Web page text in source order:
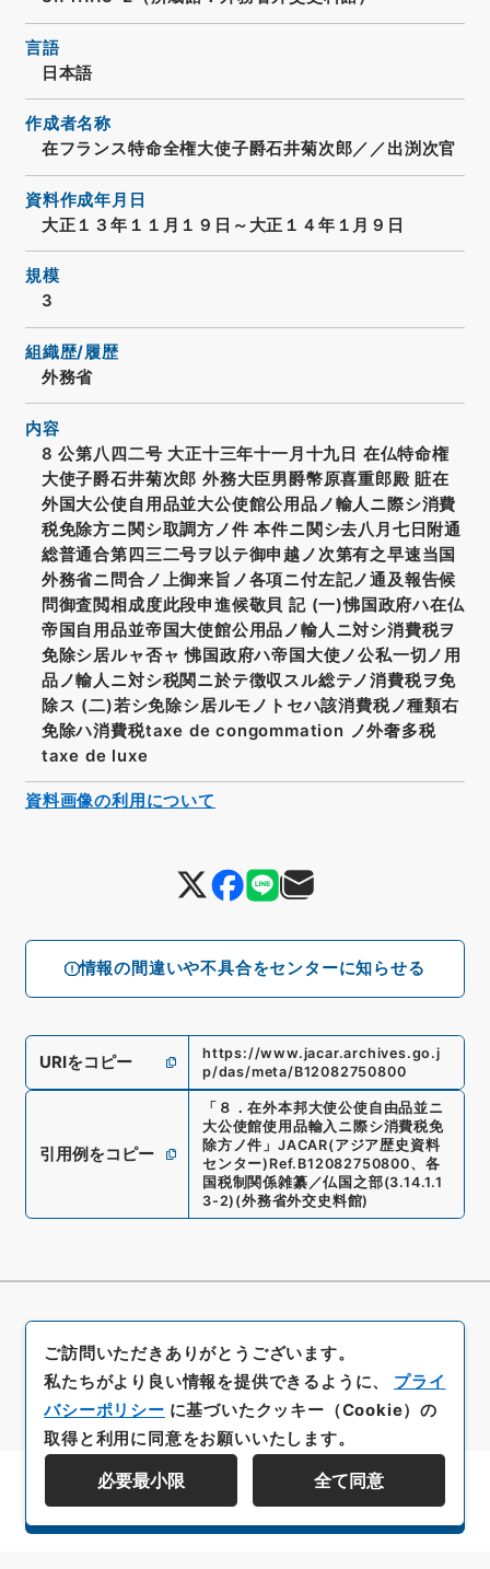
情報の間違いや不具合をセンターに知らせる
言語
日本語
作成者名称
在フランス特命全権大使子爵石井菊次郎／／出渕次官
資料作成年月日
大正１３年１１月１９日～大正１４年１月９日
規模
3
組織歴/履歴
外務省
内容
8 公第八四二号 大正十三年十一月十九日 在仏特命権
大使子爵石井菊次郎 外務大臣男爵幣原喜重郎殿 賍在
外国大公使自用品並大公使館公用品ノ輸人ニ際シ消費
税免除方ニ関シ取調方ノ件 本件ニ関シ去八月七日附通
総普通合第四三二号ヲ以テ御申越ノ次第有之早速当国
外務省ニ問合ノ上御来旨ノ各項ニ付左記ノ通及報告候
問御査閲相成度此段申進候敬貝 記 (一)怫国政府ハ在仏
帝国自用品並帝国大使館公用品ノ輸人ニ対シ消費税ヲ
免除シ居ルャ否ャ 怫国政府ハ帝国大使ノ公私一切ノ用
品ノ輸人ニ対シ税関ニ於テ徴収スル総テノ消費税ヲ免
除ス (二)若シ免除シ居ルモノトセハ該消費税ノ種類右
免除ハ消費税taxe de congommation ノ外奢多税
taxe de luxe
URIをコピー
https://www.jacar.archives.go.j
p/das/meta/B12082750800
引用例をコピー
「 ８．在外本邦大使公使自由品並ニ
大公使館使用品輸入ニ際シ消費税免
除方ノ件 」 JACAR(アジア歴史資料
センター) Ref. B12082750800、 各
国税制関係雑纂／仏国之部(3.14.1.1
3-2) (外務省外交史料館)
資料画像の利用について
資料群階層を表示する
ご訪問いただきありがとうございます。
私たちがより良い情報を提供できるように、 プライ
バシーポリシー に基づいたクッキー（Cookie）の
取得と利用に同意をお願いいたします。
必要最小限 全て同意